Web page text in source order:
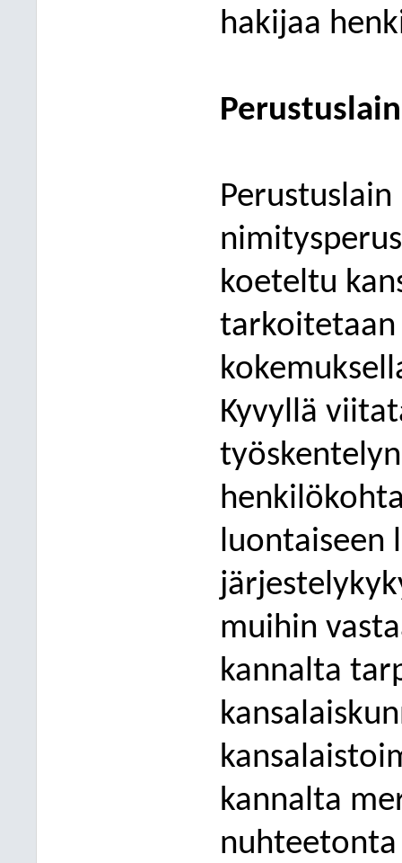
hakijaa
koeteltu
Kyvyllä
luontaiseen
muihin
kannalta
kannalta